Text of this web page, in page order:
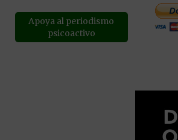
Apoya al periodismo
psicoactivo